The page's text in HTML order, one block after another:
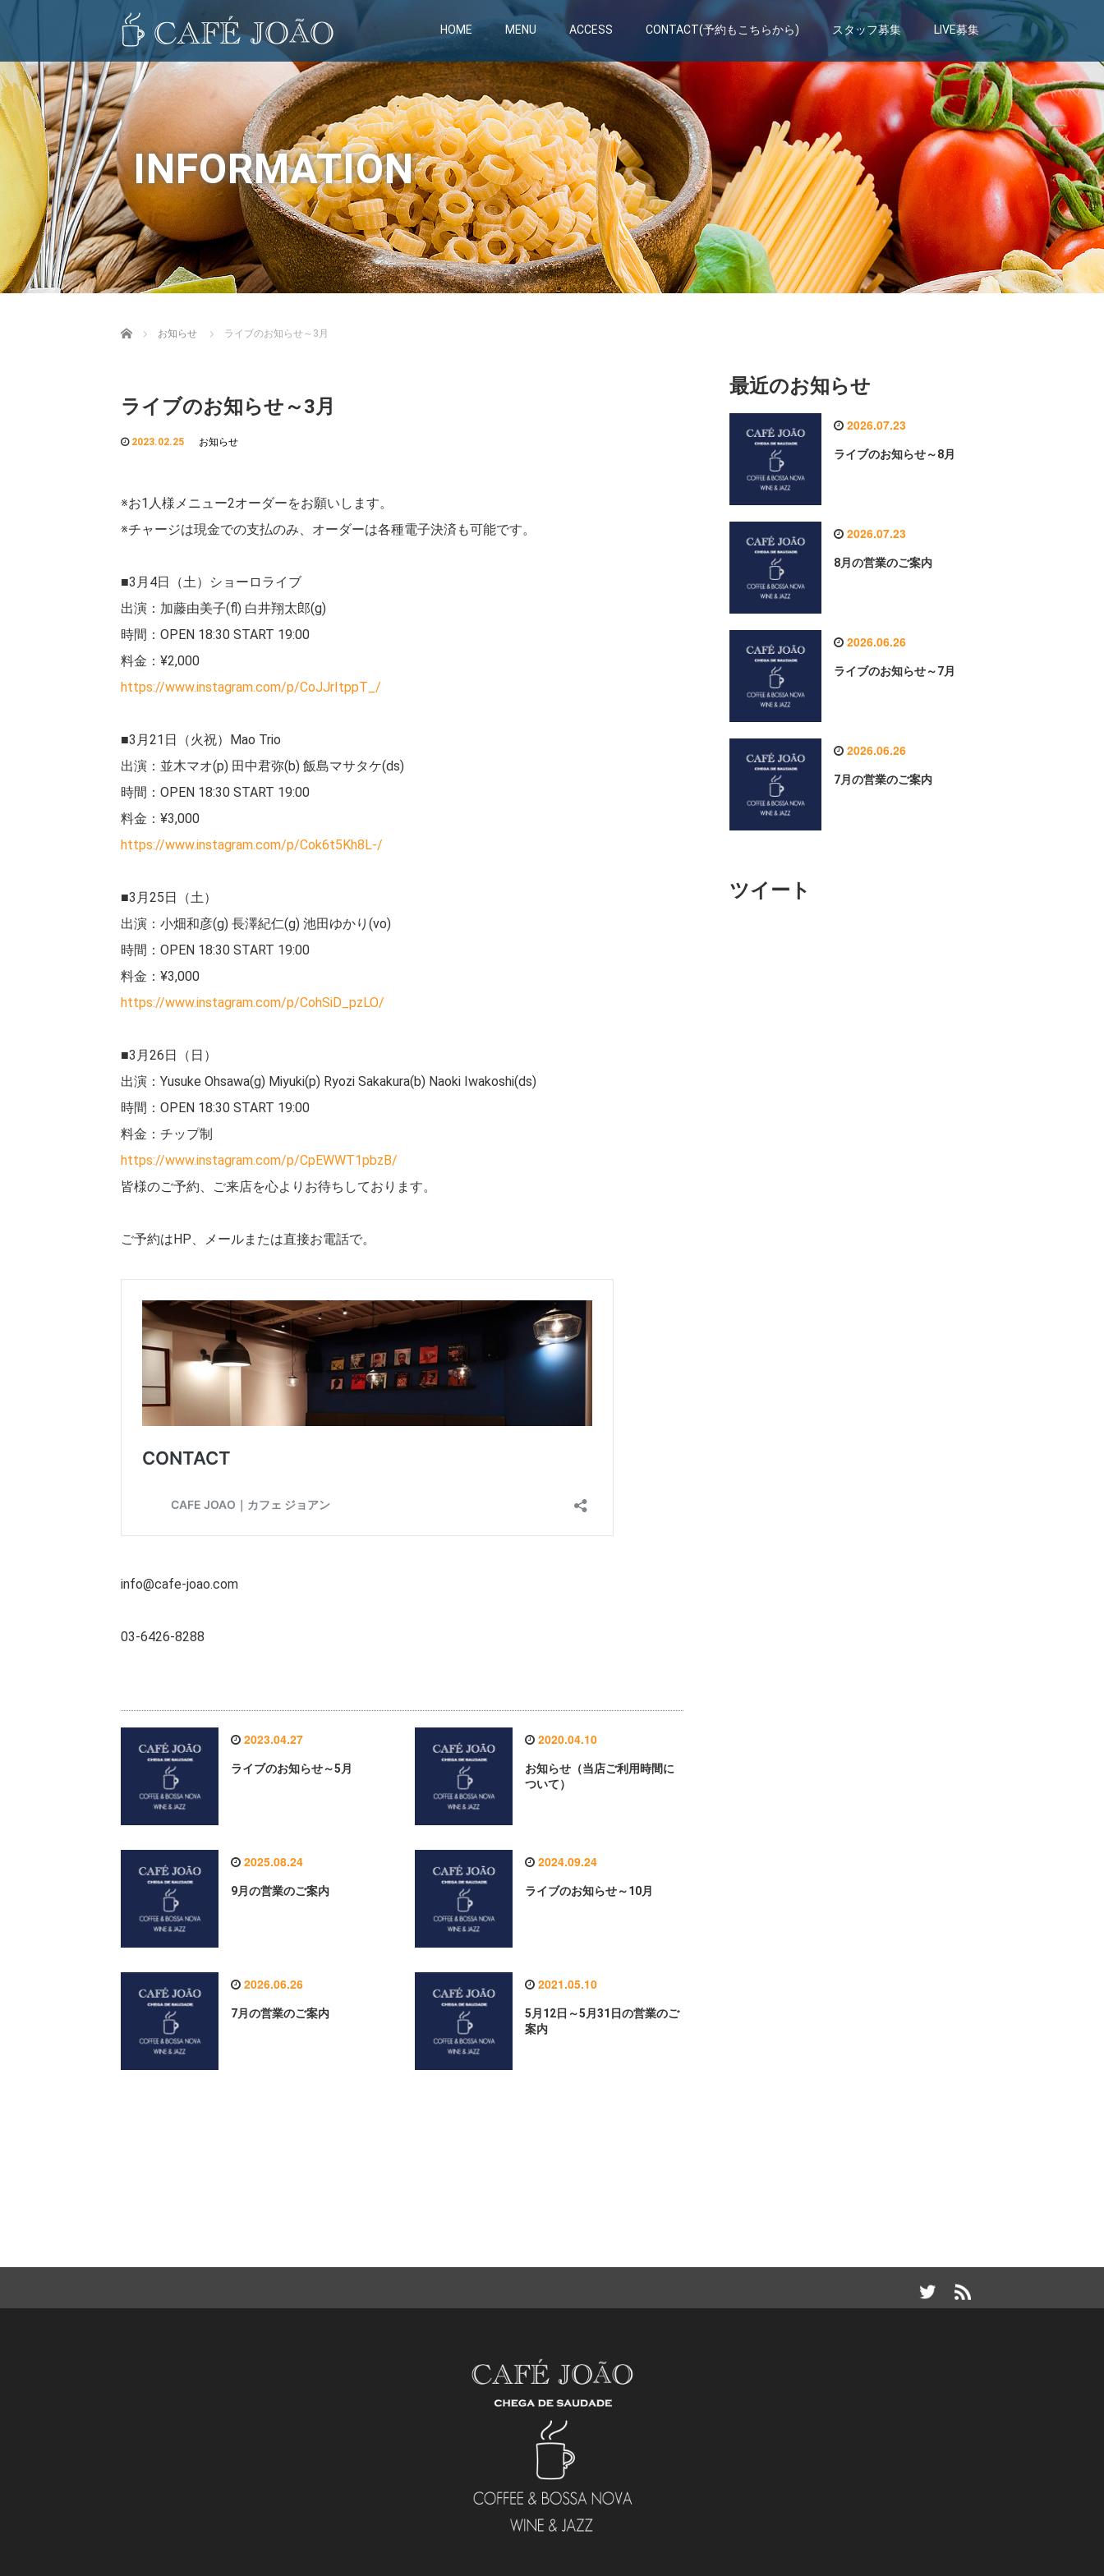
HOME MENU ACCESS CONTACT(予約もこちらから) スタッフ募集 LIVE募集
INFORMATION
Home お知らせ ライブのお知らせ～3月
ライブのお知らせ～3月
2023.02.25 お知らせ
※お1人様メニュー2オーダーをお願いします。
※チャージは現金での支払のみ、オーダーは各種電子決済も可能です。
■3月4日（土）ショーロライブ
出演：加藤由美子(fl) 白井翔太郎(g)
時間：OPEN 18:30 START 19:00
料金：¥2,000
https://www.instagram.com/p/CoJJrItppT_/
■3月21日（火祝）Mao Trio
出演：並木マオ(p) 田中君弥(b) 飯島マサタケ(ds)
時間：OPEN 18:30 START 19:00
料金：¥3,000
https://www.instagram.com/p/Cok6t5Kh8L-/
■3月25日（土）
出演：小畑和彦(g) 長澤紀仁(g) 池田ゆかり(vo)
時間：OPEN 18:30 START 19:00
料金：¥3,000
https://www.instagram.com/p/CohSiD_pzLO/
■3月26日（日）
出演：Yusuke Ohsawa(g) Miyuki(p) Ryozi Sakakura(b) Naoki Iwakoshi(ds)
時間：OPEN 18:30 START 19:00
料金：チップ制
https://www.instagram.com/p/CpEWWT1pbzB/
皆様のご予約、ご来店を心よりお待ちしております。
ご予約はHP、メールまたは直接お電話で。
info@cafe-joao.com
03-6426-8288
2023.04.27
ライブのお知らせ～5月
2020.04.10
お知らせ（当店ご利用時間に
ついて）
2025.08.24
9月の営業のご案内
2024.09.24
ライブのお知らせ～10月
2026.06.26
7月の営業のご案内
2021.05.10
5月12日～5月31日の営業のご
案内
最近のお知らせ
2026.07.23
ライブのお知らせ～8月
2026.07.23
8月の営業のご案内
2026.06.26
ライブのお知らせ～7月
2026.06.26
7月の営業のご案内
ツイート